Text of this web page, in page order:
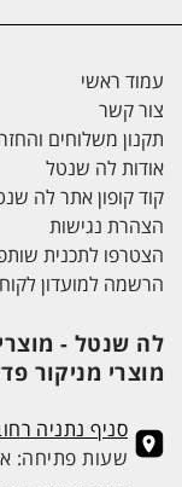
עמוד ראשי
צור קשר
תקנון משלוחים
אודות לה שנטל
קוד קופון אתר לה
הצהרת נגישות
הצטרפו לתכנית
הרשמה למועדון
לה שנטל -
מוצרי מניקור
סניף נתניה
שעות פתיחה: א,ב,ד,ה : 9:00-